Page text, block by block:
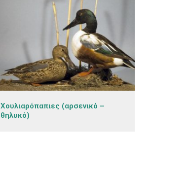
Χουλιαρόπαπιες (αρσενικό –
θηλυκό)